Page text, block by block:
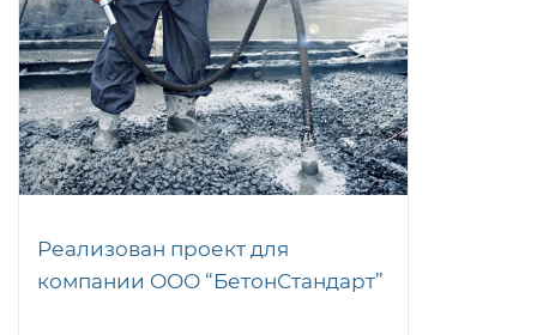
Реализован проект для
компании ООО “БетонСтандарт”